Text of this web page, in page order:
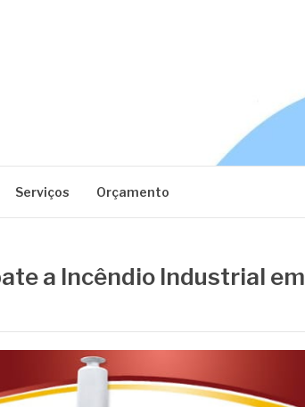
Serviços Orçamento
a Incêndio Industrial em